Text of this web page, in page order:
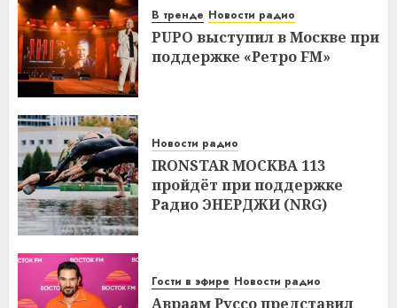
В тренде Новости радио
PUPO выступил в Москве при
поддержке «Ретро FM»
Новости радио
IRONSTAR МОСКВА 113
пройдёт при поддержке
Радио ЭНЕРДЖИ (NRG)
Гости в эфире Новости радио
Авраам Руссо представил